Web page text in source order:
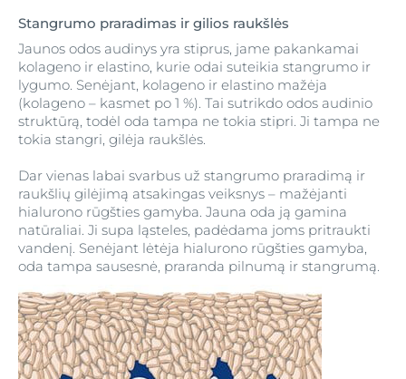
Stangrumo praradimas ir gilios raukšlės
Jaunos odos audinys yra stiprus, jame pakankamai
kolageno ir elastino, kurie odai suteikia stangrumo ir
lygumo. Senėjant, kolageno ir elastino mažėja
(kolageno – kasmet po 1 %). Tai sutrikdo odos audinio
struktūrą, todėl oda tampa ne tokia stipri. Ji tampa ne
tokia stangri, gilėja raukšlės.
Dar vienas labai svarbus už stangrumo praradimą ir
raukšlių gilėjimą atsakingas veiksnys – mažėjanti
hialurono rūgšties gamyba. Jauna oda ją gamina
natūraliai. Ji supa ląsteles, padėdama joms pritraukti
vandenį. Senėjant lėtėja hialurono rūgšties gamyba,
oda tampa sausesnė, praranda pilnumą ir stangrumą.